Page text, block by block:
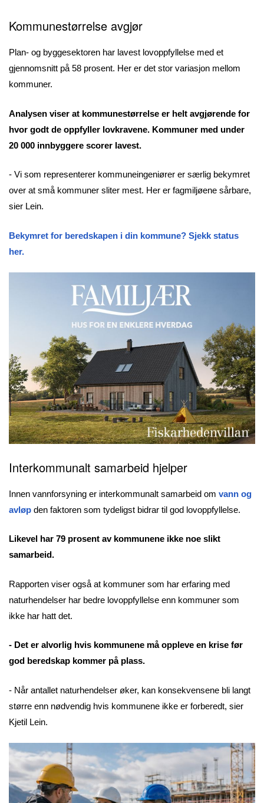
Kommunestørrelse avgjør
Plan- og byggesektoren har lavest lovoppfyllelse med et
gjennomsnitt på 58 prosent. Her er det stor variasjon mellom
kommuner.
Analysen viser at kommunestørrelse er helt avgjørende for
hvor godt de oppfyller lovkravene. Kommuner med under
20 000 innbyggere scorer lavest.
- Vi som representerer kommuneingeniører er særlig bekymret
over at små kommuner sliter mest. Her er fagmiljøene sårbare,
sier Lein.
Bekymret for beredskapen i din kommune? Sjekk status
her.
Interkommunalt samarbeid hjelper
Innen vannforsyning er interkommunalt samarbeid om vann og
avløp den faktoren som tydeligst bidrar til god lovoppfyllelse.
Likevel har 79 prosent av kommunene ikke noe slikt
samarbeid.
Rapporten viser også at kommuner som har erfaring med
naturhendelser har bedre lovoppfyllelse enn kommuner som
ikke har hatt det.
- Det er alvorlig hvis kommunene må oppleve en krise før
god beredskap kommer på plass.
- Når antallet naturhendelser øker, kan konsekvensene bli langt
større enn nødvendig hvis kommunene ikke er forberedt, sier
Kjetil Lein.